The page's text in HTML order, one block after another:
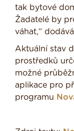
tak bytové
Žadatelé by
váhat,“
Aktuální stav
prostředků
možné
aplikace pro
programu